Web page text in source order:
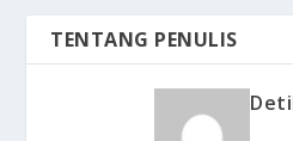
TENTANG PENULIS